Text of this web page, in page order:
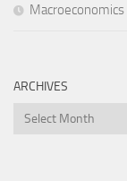
Macroeconomics
ARCHIVES
Archives